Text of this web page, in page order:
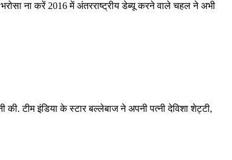
ना करें 2016 में अंतरराष्ट्रीय डेब्यू करने वाले चहल ने अभी
टीम इंडिया के स्टार बल्लेबाज ने अपनी पत्नी देविशा शेट्टी,